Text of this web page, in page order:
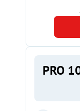
PRO